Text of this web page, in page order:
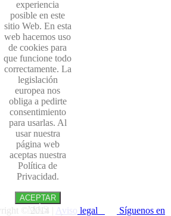
© 2014 |
Aviso legal
Síguenos en
experiencia
posible en este
sitio Web. En esta
web hacemos uso
de cookies para
que funcione todo
correctamente. La
legislación
europea nos
obliga a pedirte
consentimiento
para usarlas. Al
usar nuestra
página web
aceptas nuestra
Política de
Privacidad.
ACEPTAR
MÁS